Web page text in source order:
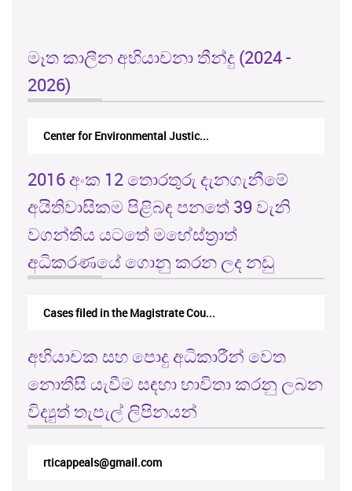
මෑත කාලීන අභියාචනා තීන්දු (2024 -
2026)
Center for Environmental Justic...
2016 අංක 12 තොරතුරු දැනගැනීමේ
අයිතිවාසිකම පිළිබඳ පනතේ 39 වැනි
වගන්තිය යටතේ මහේස්ත්‍රාත්
අධිකරණයේ ගොනු කරන ලද නඩු
Cases filed in the Magistrate Cou...
අභියාචක සහ පොදු අධිකාරීන් වෙත
නොතීසි යැවීම සඳහා භාවිතා කරනු ලබන
විද්‍යුත් තැපැල් ලිපිනයන්
rticappeals@gmail.com